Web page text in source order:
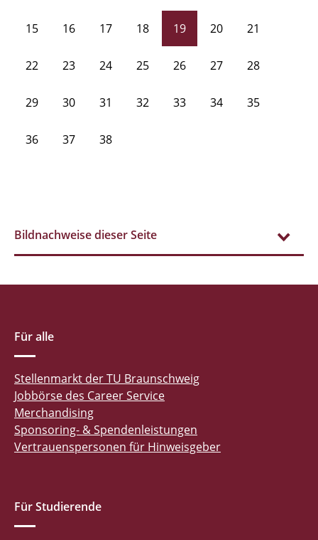
15 16 17 18 19 20 21
22 23 24 25 26 27 28
29 30 31 32 33 34 35
36 37 38
Bildnachweise dieser Seite
Für alle
Stellenmarkt der TU Braunschweig
Jobbörse des Career Service
Merchandising
Sponsoring- & Spendenleistungen
Vertrauenspersonen für Hinweisgeber
Für Studierende